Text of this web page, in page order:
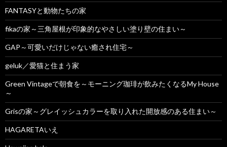
FANTASYと動物たちの家
fikaの家～三角屋根が印象的なやさしい塗り壁の住まい～
GAP～可愛いだけじゃない癒され住宅～
geluk／愛猫と住まう家
Green Vintageで朝食を～モーニング珈琲が飲みたくなるMy House
～
Grisの家～グレイッシュカラーを取り入れた開放感のある住まい～
HAGARETAいえ